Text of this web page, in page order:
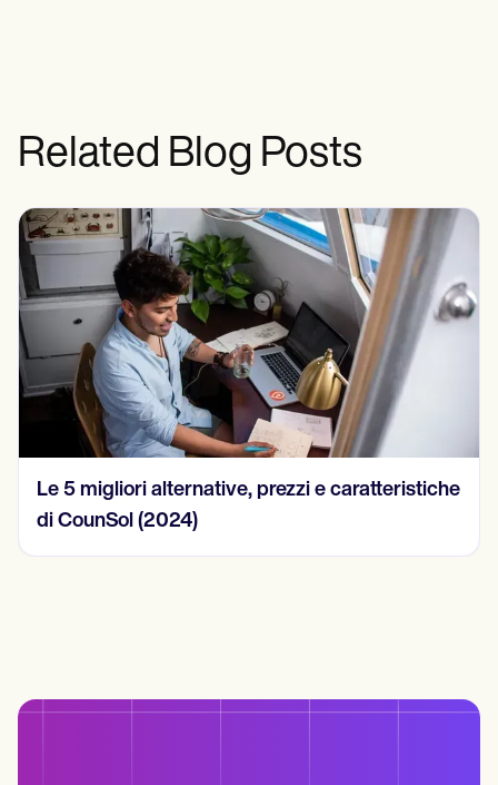
Related Blog Posts
15 esempi di note SOAP nel 2024